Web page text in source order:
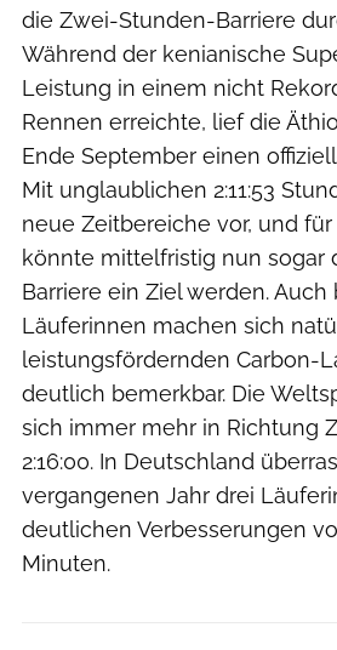
die Zwei-Stunden-Barriere
Während der kenianische
Leistung in einem nicht
Rennen erreichte, lief die
Ende September einen
Mit unglaublichen 2:11:53
neue Zeitbereiche vor, und für
könnte mittelfristig nun sogar
Barriere ein Ziel werden. Auch
Läuferinnen machen sich
leistungsfördernden Carbon-
deutlich bemerkbar. Die
sich immer mehr in Richtung
2:16:00. In Deutschland
vergangenen Jahr drei
deutlichen Verbesserungen
Minuten.